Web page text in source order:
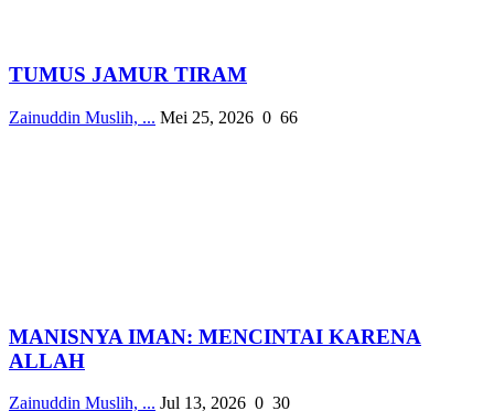
TUMUS JAMUR TIRAM
Zainuddin Muslih, ... Mei 25, 2026 0 66
MANISNYA IMAN: MENCINTAI KARENA
ALLAH
Zainuddin Muslih, ... Jul 13, 2026 0 30